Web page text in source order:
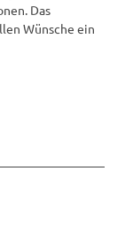
Das
Wünsche ein